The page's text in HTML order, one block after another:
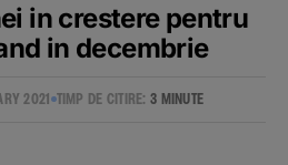
in crestere pentru
in decembrie
2021 TIMP DE CITIRE:3 MINUTE